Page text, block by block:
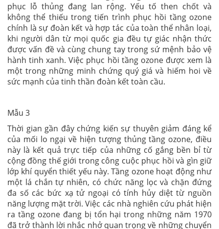
phục lỗ thủng đang lan rộng. Yếu tố then chốt và
không thể thiếu trong tiến trình phục hồi tầng ozone
chính là sự đoàn kết và hợp tác của toàn thể nhân loại,
khi người dân từ mọi quốc gia đều tự giác nhận thức
được vấn đề và cùng chung tay trong sứ mệnh bảo vệ
hành tinh xanh. Việc phục hồi tầng ozone được xem là
một trong những minh chứng quý giá và hiếm hoi về
sức mạnh của tinh thần đoàn kết toàn cầu.
Mẫu 3
Thời gian gần đây chứng kiến sự thuyên giảm đáng kể
của mối lo ngại về hiện tượng thủng tầng ozone, điều
này là kết quả trực tiếp của những cố gắng bền bỉ từ
cộng đồng thế giới trong công cuộc phục hồi và gìn giữ
lớp khí quyển thiết yếu này. Tầng ozone hoạt động như
một lá chắn tự nhiên, có chức năng lọc và chặn đứng
đa số các bức xạ tử ngoại có tính hủy diệt từ nguồn
năng lượng mặt trời. Việc các nhà nghiên cứu phát hiện
ra tầng ozone đang bị tổn hại trong những năm 1970
đã trở thành lời nhắc nhở quan trọng về những chuyển